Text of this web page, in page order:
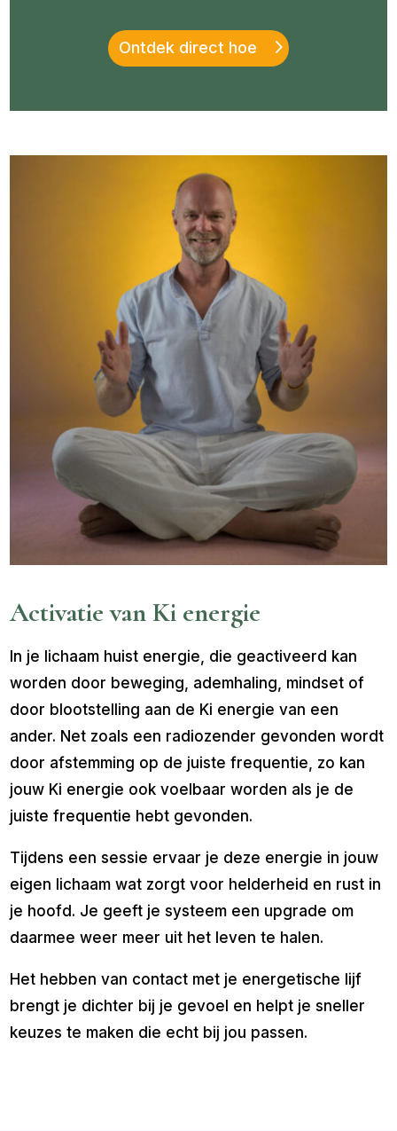
Ontdek direct hoe
Activatie van Ki energie
In je lichaam huist energie, die geactiveerd kan
worden door beweging, ademhaling, mindset of
door blootstelling aan de Ki energie van een
ander. Net zoals een radiozender gevonden wordt
door afstemming op de juiste frequentie, zo kan
jouw Ki energie ook voelbaar worden als je de
juiste frequentie hebt gevonden.
Tijdens een sessie ervaar je deze energie in jouw
eigen lichaam wat zorgt voor helderheid en rust in
je hoofd. Je geeft je systeem een upgrade om
daarmee weer meer uit het leven te halen.
Het hebben van contact met je energetische lijf
brengt je dichter bij je gevoel en helpt je sneller
keuzes te maken die echt bij jou passen.